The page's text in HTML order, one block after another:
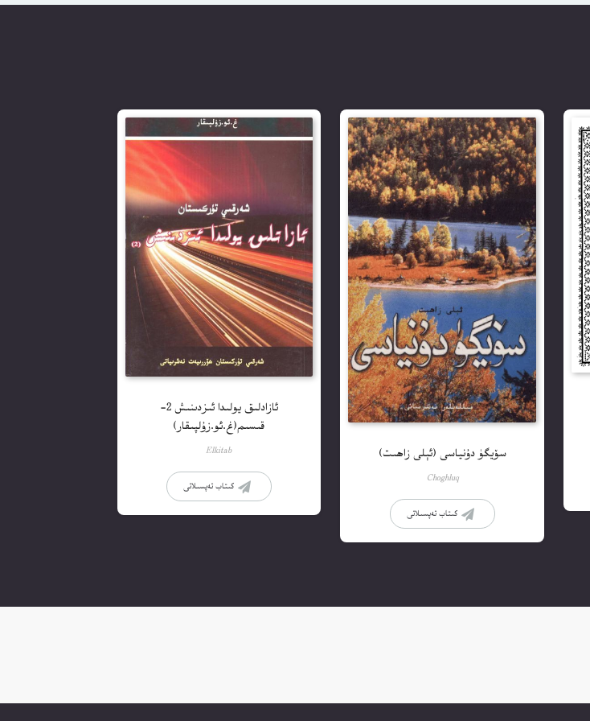
سۆيگۈ دۇنياسى (ئېلى زاھىت)
Choghluq
كىتاب تەپسىلاتى
ئازادلىق يولىدا ئىزدىنىش 2-
قىسىم(غ.ئو.زۇلپىقار)
Elkitab
كىتاب تەپسىلاتى